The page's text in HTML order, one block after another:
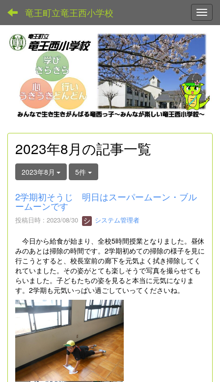
竜王町立竜王西小学校
2023年8月の記事一覧
2023年8月 5件
2学期初そうじ 明日はスーパームーン・ブル
ームーンです
投稿日時 : 2023/08/30 システム管理者
今日から給食が始まり、全校5時間授業となりました。昼休
みのあとは掃除の時間です。2学期初めての掃除の様子を見に
行こうとすると、校長室前の廊下を元気よく拭き掃除してく
れていました。その姿がとても楽しそうで写真を撮らせても
らいました。子どもたちの姿を見ると本当に元気になりま
す。2学期も元気いっぱい過ごしていってくださいね。